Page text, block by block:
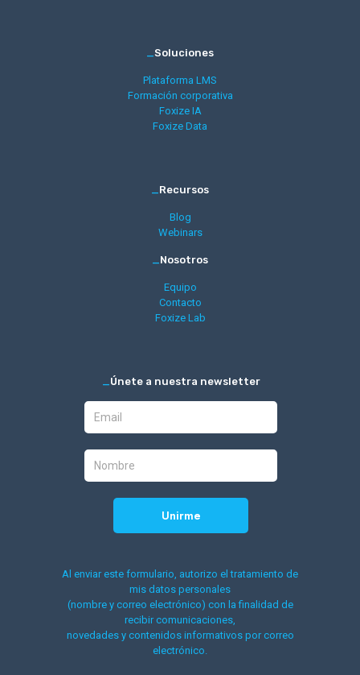
Soluciones
Plataforma LMS
Formación corporativa
Foxize IA
Foxize Data
Recursos
Blog
Webinars
Nosotros
Equipo
Contacto
Foxize Lab
Únete a nuestra newsletter
Al enviar este formulario, autorizo el tratamiento de
mis datos personales
(nombre y correo electrónico) con la finalidad de
recibir comunicaciones,
novedades y contenidos informativos por correo
electrónico.